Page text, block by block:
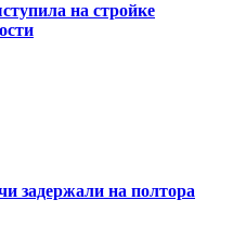
на стройке
задержали на полтора